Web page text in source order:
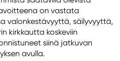
on vastata
valonkestävyyttä, säilyvyyttä,
kirkkautta koskeviin
siinä jatkuvan
avulla.